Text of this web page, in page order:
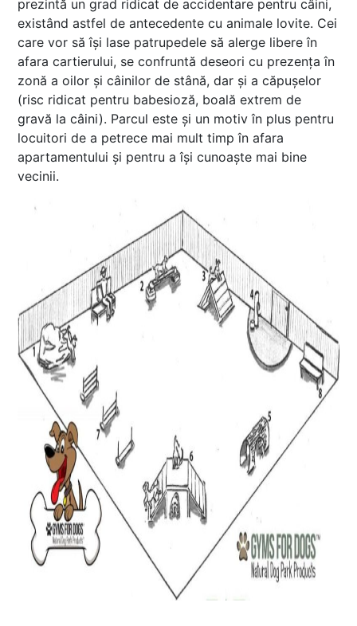
prezintă un grad ridicat de accidentare pentru câini,
existând astfel de antecedente cu animale lovite. Cei
care vor să își lase patrupedele să alerge libere în
afara cartierului, se confruntă deseori cu prezența în
zonă a oilor și câinilor de stână, dar și a căpușelor
(risc ridicat pentru babesioză, boală extrem de
gravă la câini). Parcul este și un motiv în plus pentru
locuitori de a petrece mai mult timp în afara
apartamentului și pentru a își cunoaște mai bine
vecinii.